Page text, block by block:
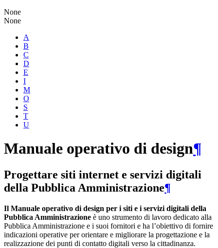
None
None
A
B
C
D
E
I
M
O
S
T
U
Manuale operativo di design¶
Progettare siti internet e servizi digitali
della Pubblica Amministrazione¶
Il Manuale operativo di design per i siti e i servizi digitali della
Pubblica Amministrazione è uno strumento di lavoro dedicato alla
Pubblica Amministrazione e i suoi fornitori e ha l’obiettivo di fornire
indicazioni operative per orientare e migliorare la progettazione e la
realizzazione dei punti di contatto digitali verso la cittadinanza.